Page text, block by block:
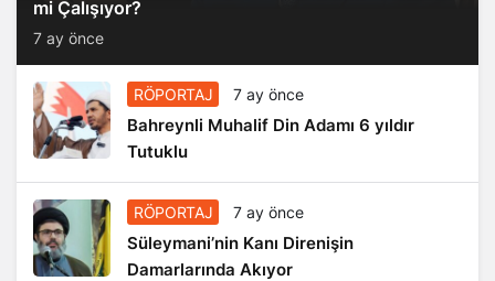
mi Çalışıyor?
7 ay önce
RÖPORTAJ 7 ay önce
Bahreynli Muhalif Din Adamı 6 yıldır
Tutuklu
RÖPORTAJ 7 ay önce
Süleymani’nin Kanı Direnişin
Damarlarında Akıyor